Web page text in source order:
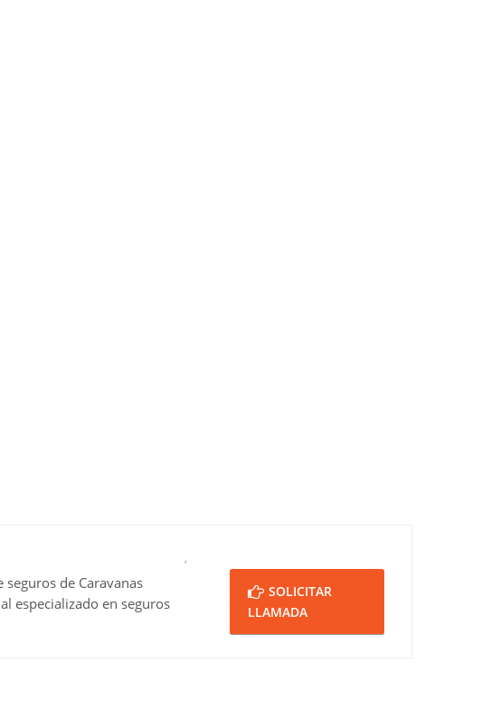
de Caravanas
especializado en seguros
,
SOLICITAR
LLAMADA